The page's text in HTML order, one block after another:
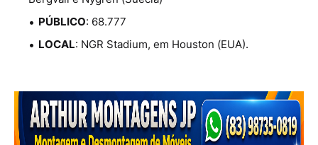
PÚBLICO: 68.777
LOCAL: NGR Stadium, em Houston (EUA).